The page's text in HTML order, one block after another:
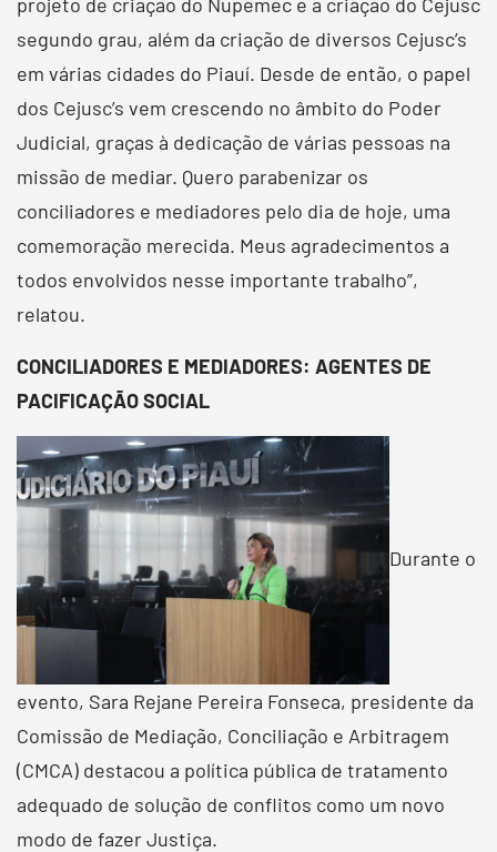
segundo grau, além da criação de diversos Cejusc’s
em várias cidades do Piauí. Desde de então, o papel
dos Cejusc’s vem crescendo no âmbito do Poder
Judicial, graças à dedicação de várias pessoas na
missão de mediar. Quero parabenizar os
conciliadores e mediadores pelo dia de hoje, uma
comemoração merecida. Meus agradecimentos a
todos envolvidos nesse importante trabalho”,
relatou.
CONCILIADORES E MEDIADORES: AGENTES DE
PACIFICAÇÃO SOCIAL
Durante o
evento, Sara Rejane Pereira Fonseca, presidente da
Comissão de Mediação, Conciliação e Arbitragem
(CMCA) destacou a política pública de tratamento
adequado de solução de conflitos como um novo
modo de fazer Justiça.